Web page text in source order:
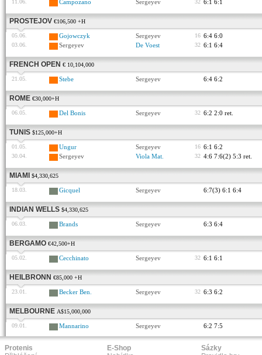
11.06. Campozano Sergeyev 32 6:1 6:1
PROSTEJOV €106,500 +H
05.06. Gojowczyk Sergeyev 16 6:4 6:0
03.06. Sergeyev De Voest 32 6:1 6:4
FRENCH OPEN € 10,104,000
21.05. Stebe Sergeyev 6:4 6:2
ROME €30,000+H
06.05. Del Bonis Sergeyev 32 6:2 2:0 ret.
TUNIS $125,000+H
01.05. Ungur Sergeyev 16 6:1 6:2
30.04. Sergeyev Viola Mat. 32 4:6 7:6(2) 5:3 ret.
MIAMI $4,330,625
18.03. Gicquel Sergeyev 6:7(3) 6:1 6:4
INDIAN WELLS $4,330,625
06.03. Brands Sergeyev 6:3 6:4
BERGAMO €42,500+H
05.02. Cecchinato Sergeyev 32 6:1 6:1
HEILBRONN €85,000 +H
23.01. Becker Ben. Sergeyev 32 6:3 6:2
MELBOURNE A$15,000,000
09.01. Mannarino Sergeyev 6:2 7:5
Protenis
E-Shop
Sázky